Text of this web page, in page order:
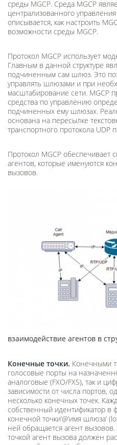
среды MGCP. Среда MGCP
централизованного
описывается, как настроить
возможности среды MGCP.
Протокол MGCP использует
Главным в данной структуре
подчиненным сам шлюз. Это
управлять шлюзами и при
масштабирование сети. MGCP
средства по управлению
подчиненных ему шлюзах.
основана на пересылке
транспортного протокола UDP
Протокол MGCP обеспечивает
агентов, которые именуются
вызовов.
взаимодействие агентов в
Конечные точки. Конечными
голосовые порты на
аналоговые (FXO/FXS), так и
зависимости от числа портов,
несколько конечных точек.
собственный идентификатор в
конечной точки’@’имя шлюза’
ней обращается агент
точкой агент вызова должен